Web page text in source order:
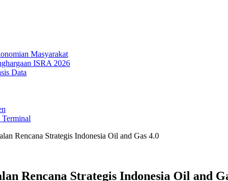
Masyarakat
ISRA 2026
Data
Rencana Strategis Indonesia Oil and Gas 4.0
Rencana Strategis Indonesia Oil and